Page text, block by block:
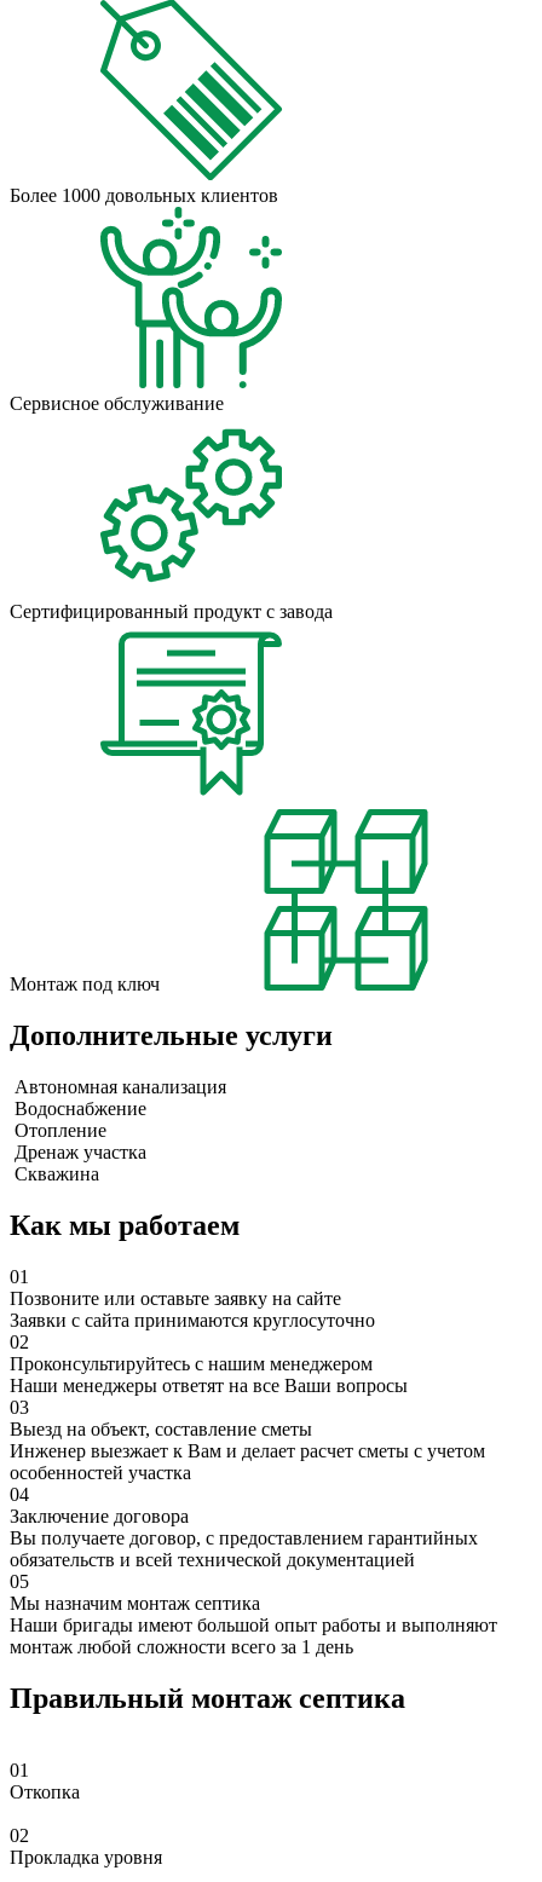
Более 1000 довольных клиентов
Сервисное обслуживание
Сертифицированный продукт с завода
Монтаж под ключ
Дополнительные услуги
Автономная канализация
Водоснабжение
Отопление
Дренаж участка
Скважина
Как мы работаем
01
Позвоните или оставьте заявку на сайте
Заявки с сайта принимаются круглосуточно
02
Проконсультируйтесь с нашим менеджером
Наши менеджеры ответят на все Ваши вопросы
03
Выезд на объект, составление сметы
Инженер выезжает к Вам и делает расчет сметы с учетом
особенностей участка
04
Заключение договора
Вы получаете договор, с предоставлением гарантийных
обязательств и всей технической документацией
05
Мы назначим монтаж септика
Наши бригады имеют большой опыт работы и выполняют
монтаж любой сложности всего за 1 день
Правильный монтаж септика
01
Откопка
02
Прокладка уровня